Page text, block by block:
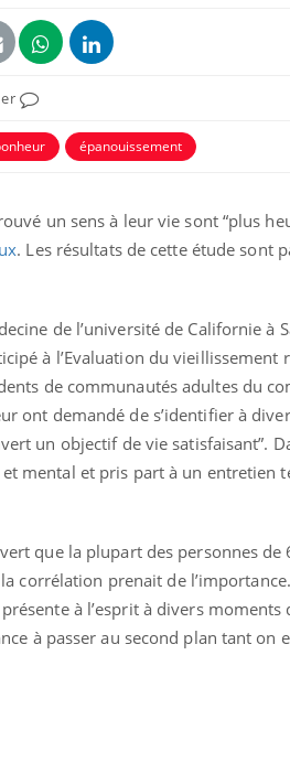
épanouissement
un sens à leur vie sont “plus
. Les résultats de cette étude sont
de l’université de Californie à
à l’Evaluation du vieillissement
de communautés adultes du
ont demandé de s’identifier à
un objectif de vie satisfaisant”.
mental et pris part à un entretien
que la plupart des personnes de
corrélation prenait de
à l’esprit à divers moments
à passer au second plan tant on